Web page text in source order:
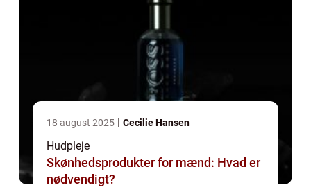
18 august 2025 Cecilie Hansen
Hudpleje
Skønhedsprodukter for mænd: Hvad er
nødvendigt?